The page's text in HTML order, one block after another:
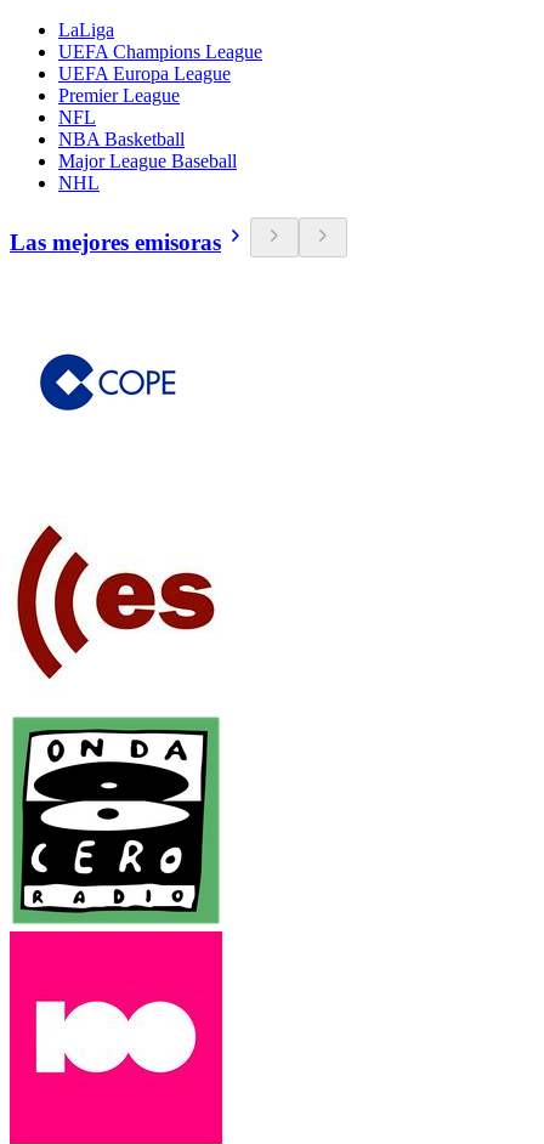
LaLiga
UEFA Champions League
UEFA Europa League
Premier League
NFL
NBA Basketball
Major League Baseball
NHL
Las mejores emisoras